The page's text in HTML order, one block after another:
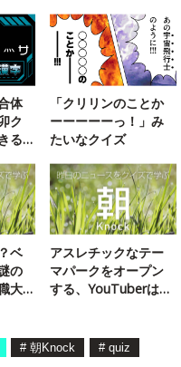
体
ク
る
「クリリンのことか
ーーーーーっ！」み
たいなクイズ
ベ
の
大
アスレチックなテー
マパークをオープン
する、YouTuberは
# 朝Knock # quiz